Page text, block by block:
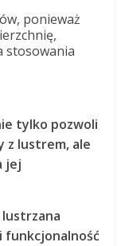
ponieważ
stosowania
tylko pozwoli
z lustrem, ale
jej
funkcjonalność